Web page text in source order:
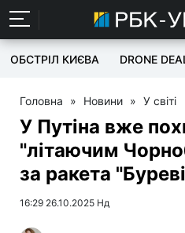
ОБСТРІЛ КИЄВА DRONE
Головна » Новини » У світі
У Путіна вже
"літаючим
за ракета
16:29 26.10.2025 Нд